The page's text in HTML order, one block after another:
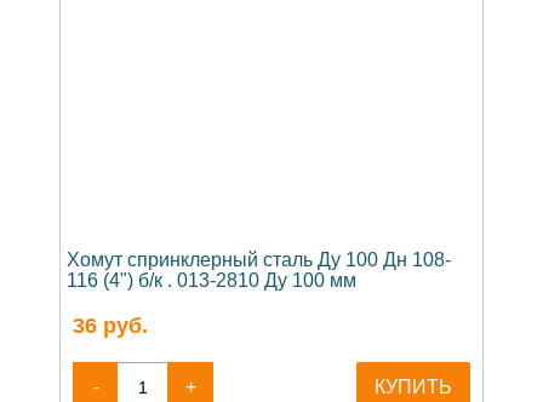
Хомут спринклерный сталь Ду 100 Дн 108-
116 (4") б/к . 013-2810 Ду 100 мм
36 руб.
- + КУПИТЬ